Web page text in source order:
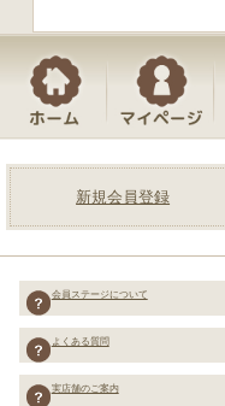
新規会員登録
会員ステージについて
よくある質問
実店舗のご案内